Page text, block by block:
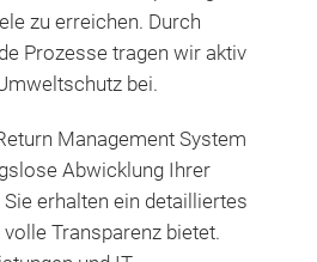
zu erreichen. Durch
Prozesse tragen wir aktiv
bei.
Management System
Abwicklung Ihrer
erhalten ein detailliertes
Transparenz bietet.